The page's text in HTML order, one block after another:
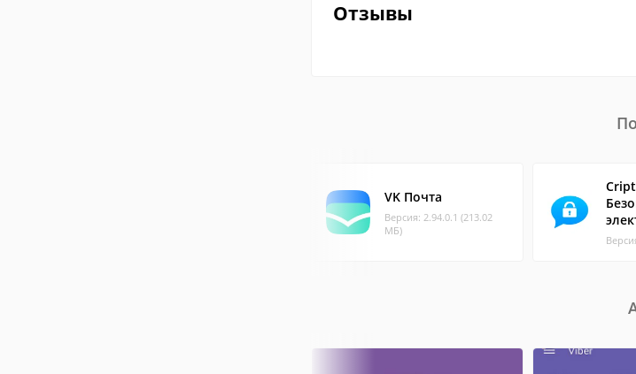
Отзывы
VK Почта
Версия: 2.94.0.1 (213.02
МБ)